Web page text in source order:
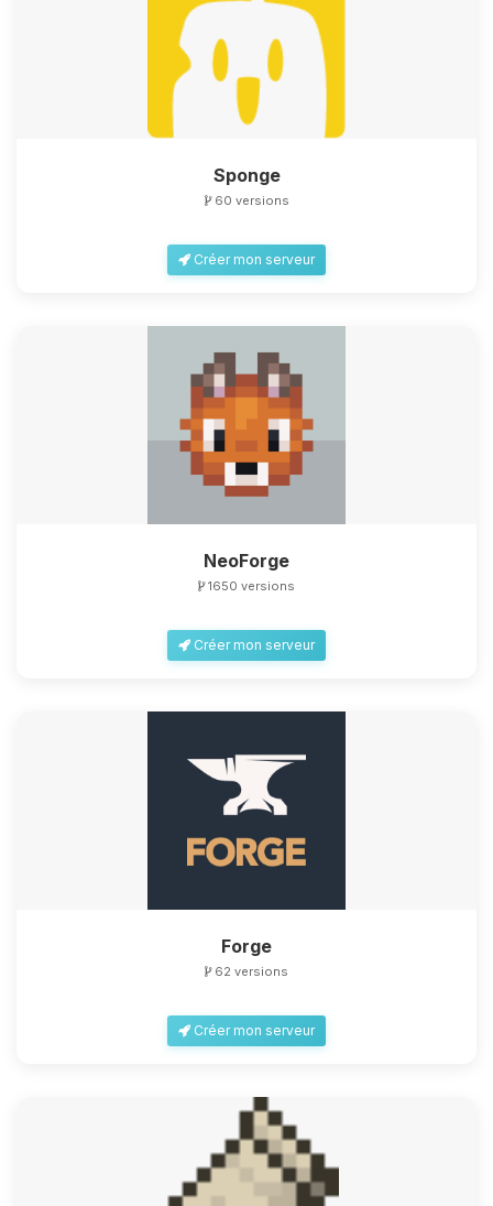
Sponge
60 versions
Créer mon serveur
NeoForge
1650 versions
Créer mon serveur
Forge
62 versions
Créer mon serveur